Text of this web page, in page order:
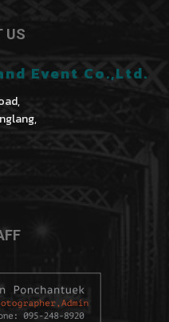
US
Event Co.,Ltd.